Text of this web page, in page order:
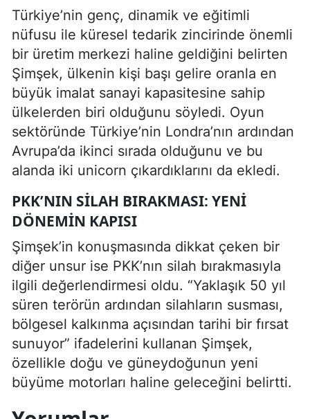
Türkiye’nin genç, dinamik ve eğitimli
nüfusu ile küresel tedarik zincirinde önemli
bir üretim merkezi haline geldiğini belirten
Şimşek, ülkenin kişi başı gelire oranla en
büyük imalat sanayi kapasitesine sahip
ülkelerden biri olduğunu söyledi. Oyun
sektöründe Türkiye’nin Londra’nın ardından
Avrupa’da ikinci sırada olduğunu ve bu
alanda iki unicorn çıkardıklarını da ekledi.
PKK’NIN SILAH BIRAKMASI: YENI
DÖNEMIN KAPISI
Şimşek’in konuşmasında dikkat çeken bir
diğer unsur ise PKK’nın silah bırakmasıyla
ilgili değerlendirmesi oldu. “Yaklaşık 50 yıl
süren terörün ardından silahların susması,
bölgesel kalkınma açısından tarihi bir fırsat
sunuyor” ifadelerini kullanan Şimşek,
özellikle doğu ve güneydoğunun yeni
büyüme motorları haline geleceğini belirtti.